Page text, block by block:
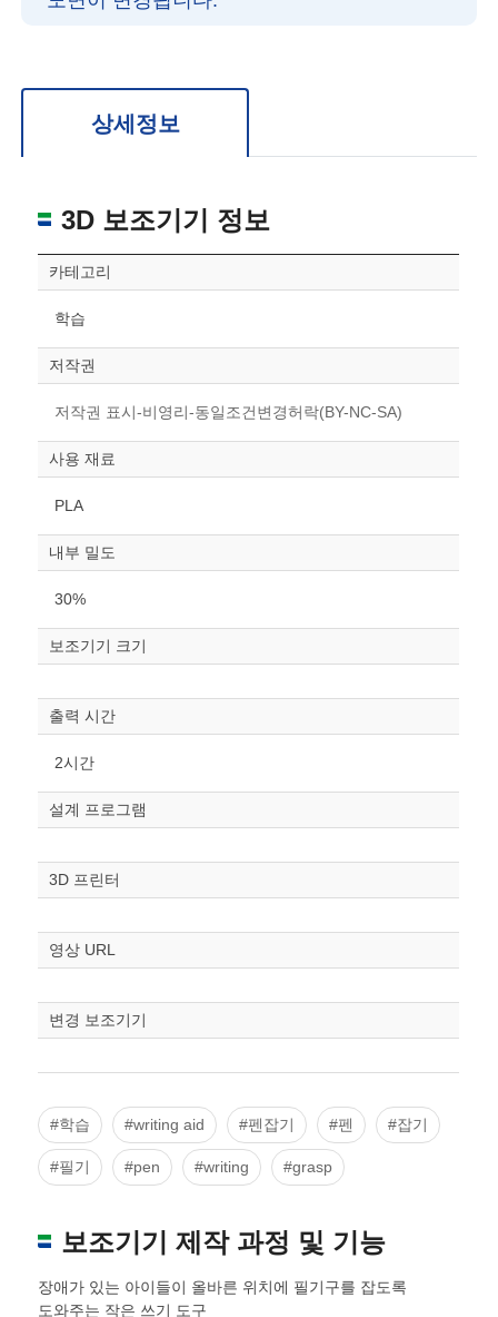
위치 이동: 우측 드래그
조정“ 버튼을 눌러주세요.
높이
폭
스케일
STL다운로드
상세정보
3D 보조기기 정보
카테고리
학습
저작권
저작권 표시-비영리-동일조건변경허락(BY-NC-SA)
사용 재료
PLA
내부 밀도
30%
보조기기 크기
출력 시간
2시간
설계 프로그램
3D 프린터
영상 URL
변경 보조기기
#학습 #writing aid #펜잡기 #펜 #잡기
#필기 #pen #writing #grasp
보조기기 제작 과정 및 기능
장애가 있는 아이들이 올바른 위치에 필기구를 잡도록
도와주는 작은 쓰기 도구